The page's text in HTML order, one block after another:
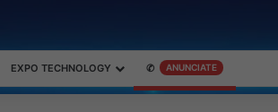
EXPO TECHNOLOGY ✆ ANUNCIATE